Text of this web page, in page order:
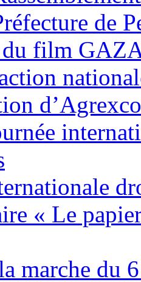
de
film
d’Agrexco
« Le
marche du